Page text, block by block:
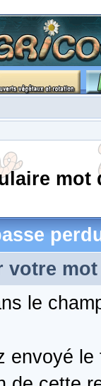
mot
mot
le
envoyé